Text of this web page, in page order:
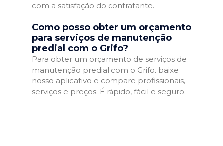
com a satisfação do contratante.
Como posso obter um orçamento
para serviços de manutenção
predial com o Grifo?
Para obter um orçamento de serviços de
manutenção predial com o Grifo, baixe
nosso aplicativo e compare profissionais,
serviços e preços. É rápido, fácil e seguro.